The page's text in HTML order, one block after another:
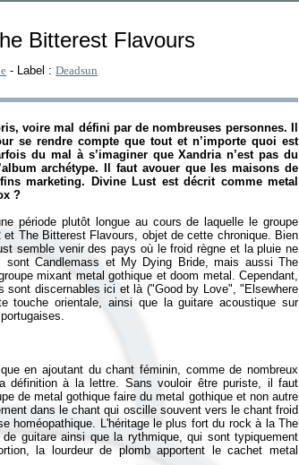
Bitterest Flavours
- Label :Deadsun
voire mal défini par de nombreuses personnes. Il
se rendre compte que tout et n’importe quoi est
du mal à s’imaginer que Xandria n’est pas du
archétype. Il faut avouer que les maisons de
marketing. Divine Lust est décrit comme metal
?
période plutôt longue au cours de laquelle le groupe
et The Bitterest Flavours, objet de cette chronique. Bien
semble venir des pays où le froid règne et la pluie ne
Candlemass et My Dying Bride, mais aussi The
mixant metal gothique et doom metal. Cependant,
sont discernables ici et là ("Good by Love", "Elsewhere
touche orientale, ainsi que la guitare acoustique sur
en ajoutant du chant féminin, comme de nombreux
définition à la lettre. Sans vouloir être puriste, il faut
de metal gothique faire du metal gothique et non autre
dans le chant qui oscille souvent vers le chant froid
homéopathique. L'héritage le plus fort du rock à la The
guitare ainsi que la rythmique, qui sont typiquement
la lourdeur de plomb apportent le cachet metal